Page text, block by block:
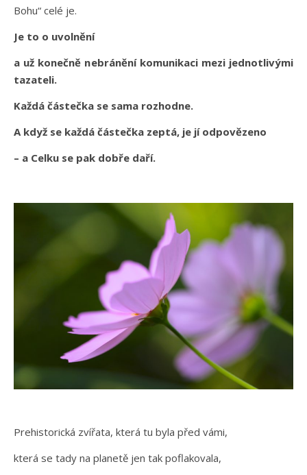
Bohu“ celé je.
Je to o uvolnění
a už konečně nebránění komunikaci mezi jednotlivými
tazateli.
Každá částečka se sama rozhodne.
A když se každá částečka zeptá, je jí odpovězeno
– a Celku se pak dobře daří.
Prehistorická zvířata, která tu byla před vámi,
která se tady na planetě jen tak poflakovala,